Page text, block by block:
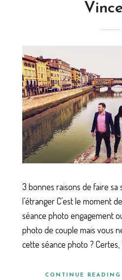
3 bonnes raisons de faire sa
l’étranger C’est le moment
séance photo engagement
photo de couple mais vous
cette séance photo ?
CONTINUE READING